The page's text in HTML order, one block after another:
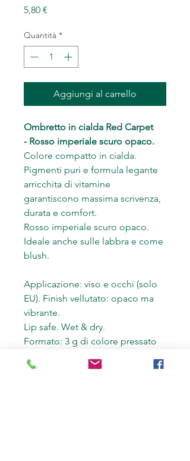
5,80 €
Quantità *
Aggiungi al carrello
Ombretto in cialda Red Carpet
- Rosso imperiale scuro opaco.
Colore compatto in cialda.
Pigmenti puri e formula legante
arricchita di vitamine
garantiscono massima scrivenza,
durata e comfort.
Rosso imperiale scuro opaco.
Ideale anche sulle labbra e come
blush.
Applicazione: viso e occhi (solo
EU). Finish vellutato: opaco ma
vibrante.
Lip safe. Wet & dry.
Formato: 3 g di colore pressato
Vegetarian & Vegan: nessun